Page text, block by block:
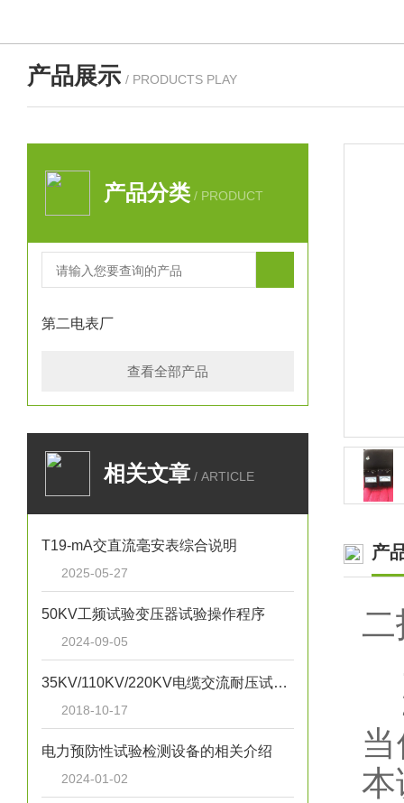
产品展示 / PRODUCTS PLAY
产品分类 / PRODUCT
第二电表厂
查看全部产品
相关文章 / ARTICLE
T19-mA交直流毫安表综合说明
2025-05-27
50KV工频试验变压器试验操作程序
2024-09-05
35KV/110KV/220KV电缆交流耐压试验装置技术参数
2018-10-17
电力预防性试验检测设备的相关介绍
2024-01-02
产
本